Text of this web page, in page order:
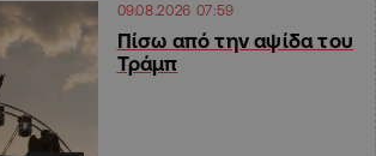
09.08.2026 07:59
Πίσω από την αψίδα του
Τράμπ